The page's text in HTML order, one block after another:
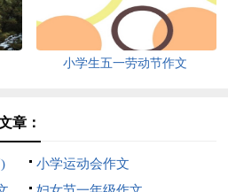
小学生五一劳动节作文
章：
小学运动会作文